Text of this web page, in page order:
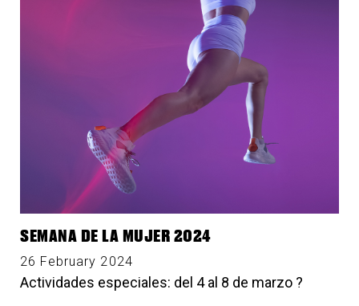
SEMANA DE LA MUJER 2024
26 February 2024
Actividades especiales: del 4 al 8 de marzo ?